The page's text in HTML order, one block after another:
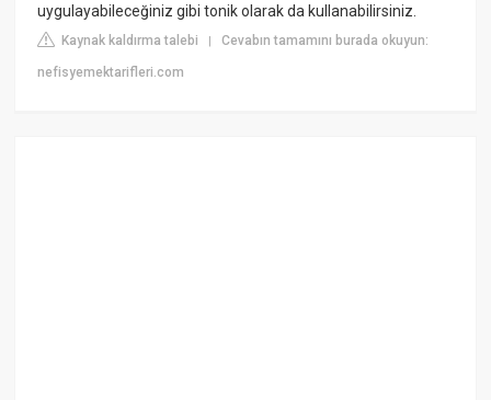
uygulayabileceğiniz gibi tonik olarak da kullanabilirsiniz.
Kaynak kaldırma talebi |Cevabın tamamını burada okuyun:
nefisyemektarifleri.com